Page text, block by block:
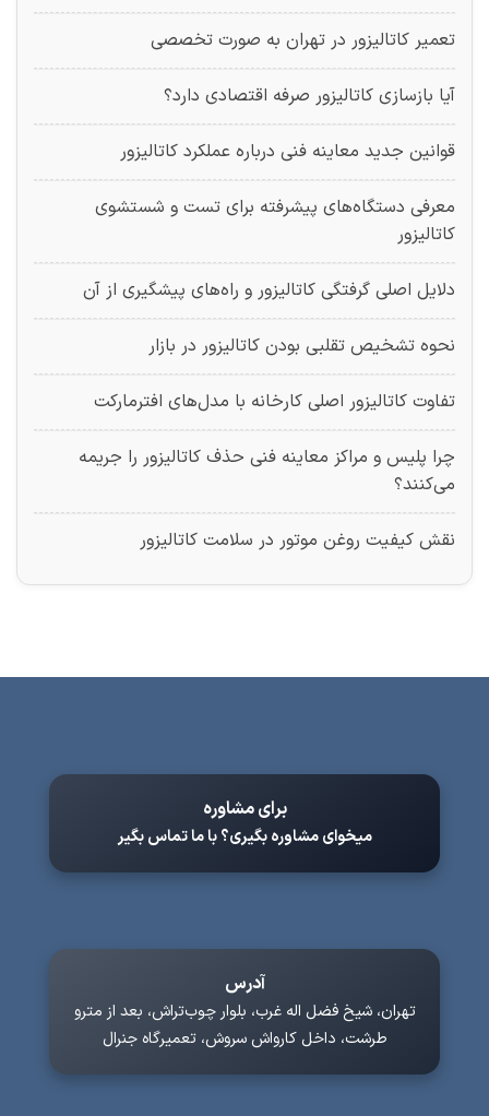
تعمیر کاتالیزور در تهران به صورت تخصصی
آیا بازسازی کاتالیزور صرفه اقتصادی دارد؟
قوانین جدید معاینه فنی درباره عملکرد کاتالیزور
معرفی دستگاه‌های پیشرفته برای تست و شستشوی
کاتالیزور
دلایل اصلی گرفتگی کاتالیزور و راه‌های پیشگیری از آن
نحوه تشخیص تقلبی بودن کاتالیزور در بازار
تفاوت کاتالیزور اصلی کارخانه با مدل‌های افترمارکت
چرا پلیس و مراکز معاینه فنی حذف کاتالیزور را جریمه
می‌کنند؟
نقش کیفیت روغن موتور در سلامت کاتالیزور
برای مشاوره
میخوای مشاوره بگیری؟ با ما تماس بگیر
آدرس
تهران، شیخ فضل اله غرب، بلوار چوب‌تراش، بعد از مترو
طرشت، داخل کارواش سروش، تعمیرگاه جنرال